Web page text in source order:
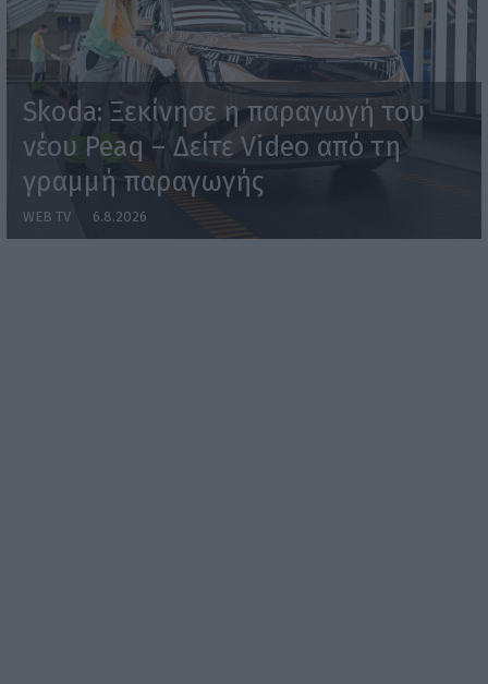
Skoda: Ξεκίνησε η παραγωγή του
νέου Peaq – Δείτε Video από τη
γραμμή παραγωγής
WEB TV 6.8.2026